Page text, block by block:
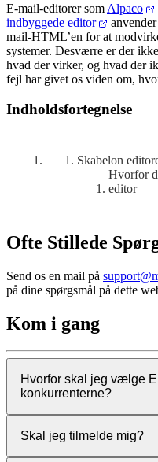
E-mail-editorer som Alpaco
indbyggede editor
mail-HTML’en for at
systemer. Desværre er der
hvad der virker, og hvad der
fejl har givet os viden om,
Indholdsfortegnelse
Skabelon
Hvorfor
editor
Ofte Stillede
Send os en mail på
på dine spørgsmål på dette
Kom i gang
Hvorfor skal jeg vælge
konkurrenterne?
Godt spørgsmål. Der
Skal jeg tilmelde mig?